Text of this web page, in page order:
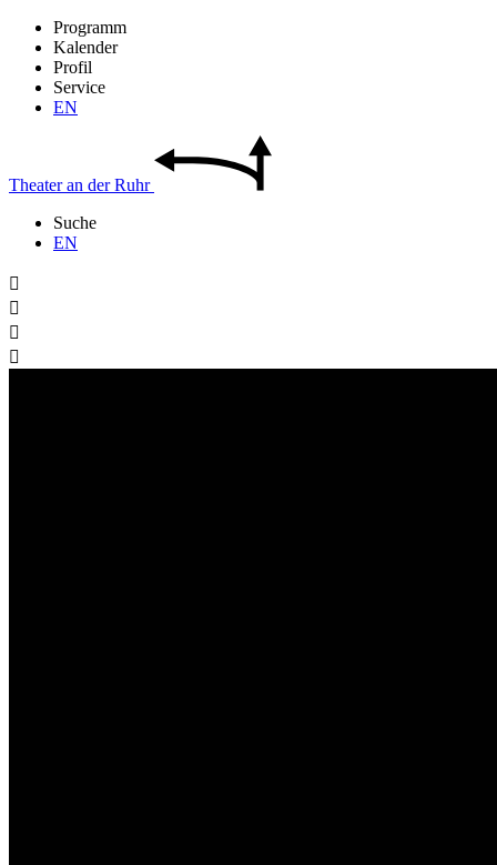
Programm
Kalender
Profil
Service
EN
Theateran derRuhr
Suche
EN



